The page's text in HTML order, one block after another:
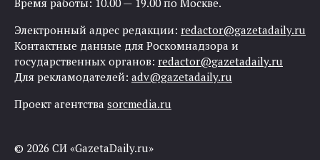
Время работы: 10.00 — 19.00 по Москве.
Электронный адрес редакции: redactor@gazetadaily.ru
Контактные данные для Роскомнадзора и
государственных органов: redactor@gazetadaily.ru
Для рекламодателей: adv@gazetadaily.ru
Проект агентства sorcmedia.ru
© 2026 СИ «GazetaDaily.ru»